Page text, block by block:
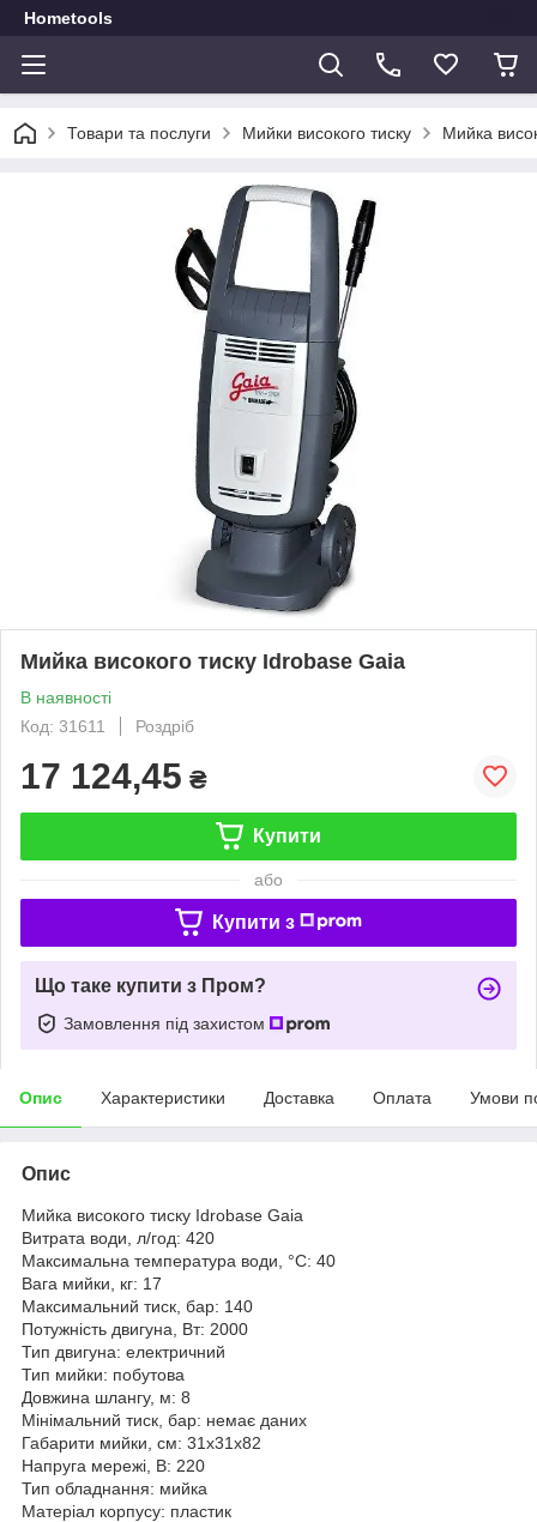
Hometools
Товари та послуги Мийки високого тиску Мийка
Мийка високого тиску Idrobase Gaia
В наявності
Код: 31611
Роздріб
17 124,45 ₴
Купити
або
Купити з
Що таке купити з Пром?
Замовлення під захистом
Опис Характеристики Доставка Оплата Умови
Опис
Мийка високого тиску Idrobase Gaia
Витрата води, л/год: 420
Максимальна температура води, °С: 40
Вага мийки, кг: 17
Максимальний тиск, бар: 140
Потужність двигуна, Вт: 2000
Тип двигуна: електричний
Тип мийки: побутова
Довжина шлангу, м: 8
Мінімальний тиск, бар: немає даних
Габарити мийки, см: 31x31x82
Напруга мережі, В: 220
Тип обладнання: мийка
Матеріал корпусу: пластик